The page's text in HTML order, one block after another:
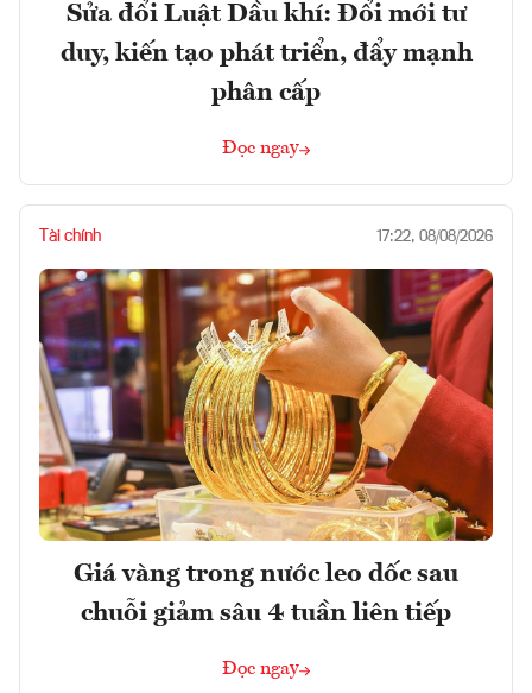
Sửa đổi Luật Dầu khí: Đổi mới tư
duy, kiến tạo phát triển, đẩy mạnh
phân cấp
Đọc ngay
Tài chính 17:22, 08/08/2026
Giá vàng trong nước leo dốc sau
chuỗi giảm sâu 4 tuần liên tiếp
Đọc ngay